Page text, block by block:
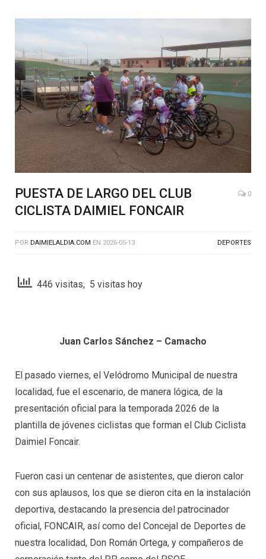
PUESTA DE LARGO DEL CLUB
CICLISTA DAIMIEL FONCAIR
0
POR DAIMIELALDIA.COM EN 2026-05-13 DEPORTES
446 visitas, 5 visitas hoy
Juan Carlos Sánchez – Camacho
El pasado viernes, el Velódromo Municipal de nuestra
localidad, fue el escenario, de manera lógica, de la
presentación oficial para la temporada 2026 de la
plantilla de jóvenes ciclistas que forman el Club Ciclista
Daimiel Foncair.
Fueron casi un centenar de asistentes, que dieron calor
con sus aplausos, los que se dieron cita en la instalación
deportiva, destacando la presencia del patrocinador
oficial, FONCAIR, así como del Concejal de Deportes de
nuestra localidad, Don Román Ortega, y compañeros de